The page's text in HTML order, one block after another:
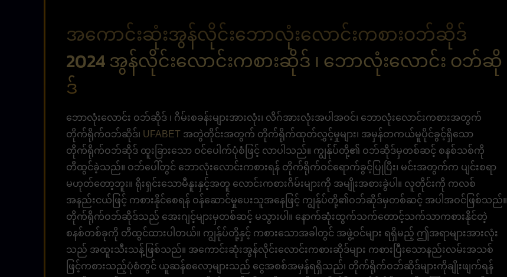
အကောင်းဆုံးအွန်လိုင်းဘောလုံးလောင်းကစားဝဘ်ဆိုဒ်
2024 အွန်လိုင်းလောင်းကစားဆိုဒ် ၊ ဘောလုံးလောင်း ဝဘ်ဆို
ဒ်
ဘောလုံးလောင်း ဝဘ်ဆိုဒ် ၊ ဂိမ်းစခန်းများအားလုံး၊ လိဂ်အားလုံးအပါအဝင်၊ ဘောလုံးလောင်းကစားအတွက်
တိုက်ရိုက်ဝဘ်ဆိုဒ်၊ UFABET အတွဲတိုင်းအတွက် တိုက်ရိုက်ထုတ်လွှင့်မှုများ၊ အမှန်တကယ်မူပိုင်ခွင့်ရှိသော
တိုက်ရိုက်ဝဘ်ဆိုဒ် ထူးခြားသော ဝင်ပေါက်ပုံစံဖြင့် လာပါသည်။ ကျွန်ုပ်တို့၏ ဝဘ်ဆိုဒ်မှတစ်ဆင့် စနစ်သစ်ကို
တီထွင်ခဲ့သည်။ ဝဘ်ပေါ်တွင် ဘောလုံးလောင်းကစားရန် တိုက်ရိုက်ဝင်ရောက်ခွင့်ပြုပြီး၊ မင်းအတွက်က ပျင်းစရာ
မဟုတ်တော့ဘူး။ ရိုးရှင်းသောမီနူးနှင့်အတူ လောင်းကစားဂိမ်းများကို အမျိုးအစားခွဲပါ။ လူတိုင်းကို ကလစ်
အနည်းငယ်ဖြင့် ကစားနိုင်စေရန် ဝန်ဆောင်မှုပေးသူအနေဖြင့် ကျွန်ုပ်တို့၏ဝဘ်ဆိုဒ်မှတစ်ဆင့် အပါအဝင်ဖြစ်သည်။
တိုက်ရိုက်ဝဘ်ဆိုဒ်သည် အေးဂျင့်များမှတစ်ဆင့် မသွားပါ။ နောက်ဆုံးထွက်သက်တောင့်သက်သာကစားနိုင်တဲ့
စနစ်တစ်ခုကို တီထွင်ထားပါတယ်။ ကျွန်ုပ်တို့နှင့် ကစားသောအခါတွင် အဖွဲ့ဝင်များ ရရှိမည့် ဤအရာများအားလုံး
သည် အထူးသီးသန့်ဖြစ်သည်။ အကောင်းဆုံးအွန်လိုင်းလောင်းကစားဆိုဒ်များ ကစားပြီးသောနည်းလမ်းအသစ်
ဖြင့်ကစားသည့်ပုံစံတွင် ယူဆန်စလော့များသည် ငွေအစစ်အမှန်ရရှိသည်၊ တိုက်ရိုက်ဝဘ်ဆိုဒ်များကိုချိုးဖျက်ရန်